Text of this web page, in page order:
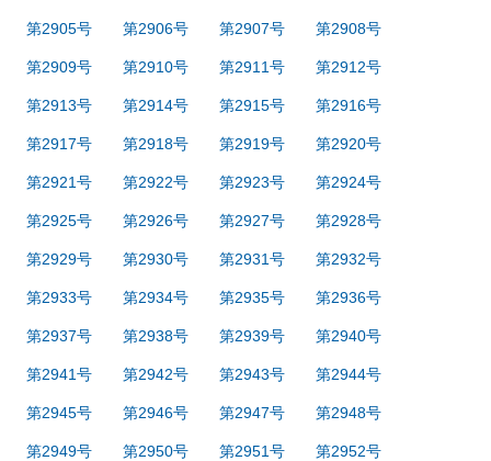
第2905号 第2906号 第2907号 第2908号
第2909号 第2910号 第2911号 第2912号
第2913号 第2914号 第2915号 第2916号
第2917号 第2918号 第2919号 第2920号
第2921号 第2922号 第2923号 第2924号
第2925号 第2926号 第2927号 第2928号
第2929号 第2930号 第2931号 第2932号
第2933号 第2934号 第2935号 第2936号
第2937号 第2938号 第2939号 第2940号
第2941号 第2942号 第2943号 第2944号
第2945号 第2946号 第2947号 第2948号
第2949号 第2950号 第2951号 第2952号